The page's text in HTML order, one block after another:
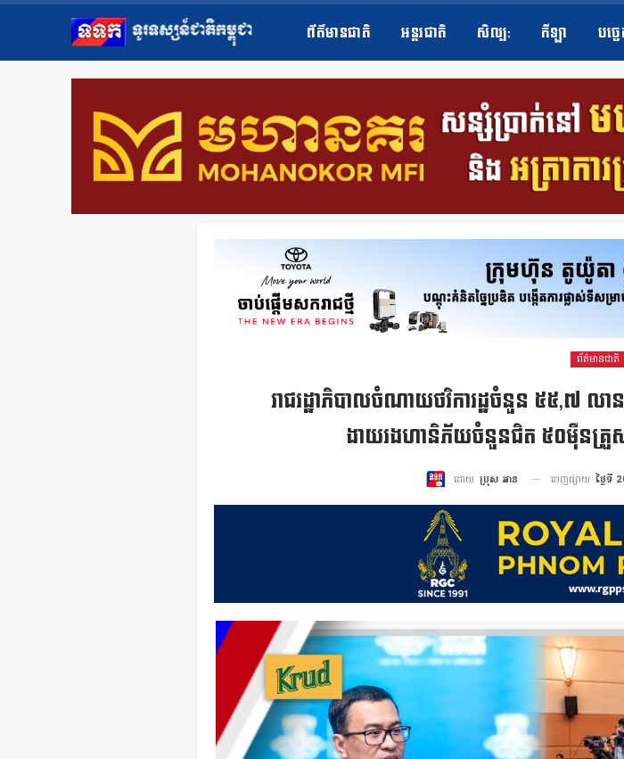
ព័ត៌មានជាតិ អន្តរជាតិ សិល្ប​: កីឡា បច្ច
ព័ត៌មានជាតិ
រាជរដ្ឋាភិបាលចំណាយថវិការដ្ឋចំនួន ៥៥,៧ លាន
ងាយរងហានិភ័យចំនួនជិត ៥០ម៉ឺនគ្រួ
ដោយ ប្រុស អាន ចេញផ្សាយ ថ្ងៃទី